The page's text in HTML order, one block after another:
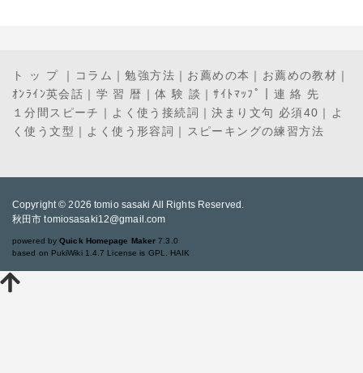
ト ッ プ ｜ コラム ｜勉強方法 ｜ お薦めの本 ｜ お薦めの教材 ｜
ｵﾝﾗｲﾝ英会話 ｜ 学 習 暦 ｜体 験 談 ｜ｻｲﾄﾏｯﾌﾟ
連 絡 先
１分間スピーチ ｜ よく使う接続詞 ｜決まり文句 必須40 ｜
よ
く使う文型 ｜ よく使う形容詞 ｜ スピーキングの練習方法
Copyright © 2026tomio sasaki All Rights Reserved.
秋田市 tomiosasaki12@gmail.com
powered byQuick Homepage Maker 7.3.0
based on PukiWiki 1.4.7 License is GPL. HAIK